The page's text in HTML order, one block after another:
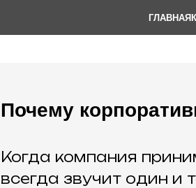
ГЛАВНАЯ
Почему
Когда компания
всегда звучит один и